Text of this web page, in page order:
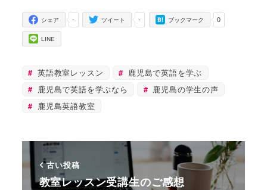
-
シェア -
ツイート 0
ブックマーク
LINE
英語教室レッスン
鹿児島で英語を学ぶ
鹿児島で英語を学ぶなら
鹿児島の学生の声
鹿児島英語教室
古い投稿
教室レッスン受講生のご感想